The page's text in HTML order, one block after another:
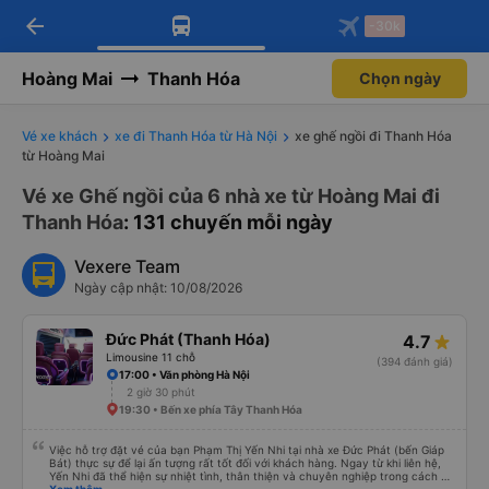
Tải app Vexere ngay!
Nhận ưu đãi thành viên độc
Mở app
Tải app Vexere
-30k/ghế khi đặt vé máy bay qua
Mở app
arrow_back -30k
Hoàng Mai Thanh Hóa Chọn ngày
Vé xe khách xe đi Thanh Hóa từ Hà Nội
xe ghế ngồi đi Thanh Hóa
từ Hoàng Mai
Vé xe Ghế ngồi của 6 nhà xe từ Hoàng Mai đi
Thanh Hóa: 131 chuyến mỗi ngày
Vexere Team
Ngày cập nhật: 10/08/2026
Đức Phát (Thanh Hóa)
Limousine 11 chỗ
4.7
(394 đánh giá)
17:00 • Văn phòng Hà Nội
2 giờ 30 phút
19:30 • Bến xe phía Tây Thanh Hóa
Việc hỗ trợ đặt vé của bạn Phạm Thị Yến Nhi tại nhà xe Đức Phát (bến Giáp
Bát) thực sự để lại ấn tượng rất tốt đối với khách hàng. Ngay từ khi liên hệ,
Yến Nhi đã thể hiện sự nhiệt tình, thân thiện và chuyên nghiệp trong cách tư